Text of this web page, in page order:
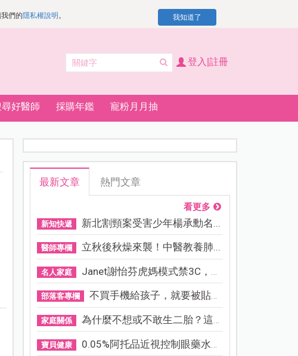
們的隱私權說明 。 我知道了
登入|註冊
好醫師 採購年鑑 寵粉月月抽
最新文章 熱門文章
看更多
新知快遞 新北割頸案受害少年楊承勳名...
醫師專欄 立秋後秋燥來襲！中醫教養肺...
名人家庭 Janet謝怡芬虎媽模式禁3C，看...
部落客專欄 不買手機給孩子，就要被貼「...
家庭關係 為什麼不想或不敢生二胎？這8...
寶貝健康 0.05%阿托品近視控制眼藥水納...